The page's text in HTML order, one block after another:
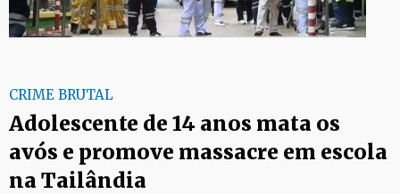
CRIME BRUTAL
Adolescente de 14 anos mata os
avós e promove massacre em escola
na Tailândia